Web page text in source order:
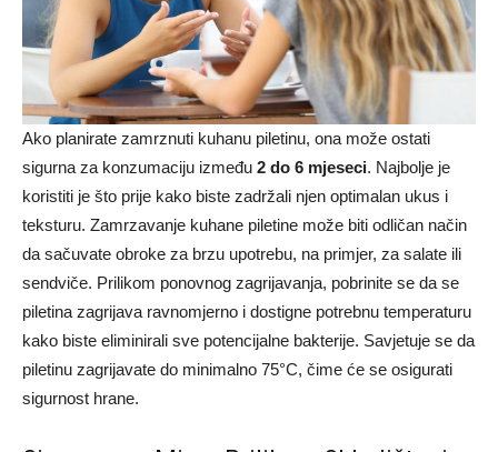
Ako planirate zamrznuti kuhanu piletinu, ona može ostati
sigurna za konzumaciju između 2 do 6 mjeseci. Najbolje je
koristiti je što prije kako biste zadržali njen optimalan ukus i
teksturu. Zamrzavanje kuhane piletine može biti odličan način
da sačuvate obroke za brzu upotrebu, na primjer, za salate ili
sendviče. Prilikom ponovnog zagrijavanja, pobrinite se da se
piletina zagrijava ravnomjerno i dostigne potrebnu temperaturu
kako biste eliminirali sve potencijalne bakterije. Savjetuje se da
piletinu zagrijavate do minimalno 75°C, čime će se osigurati
sigurnost hrane.